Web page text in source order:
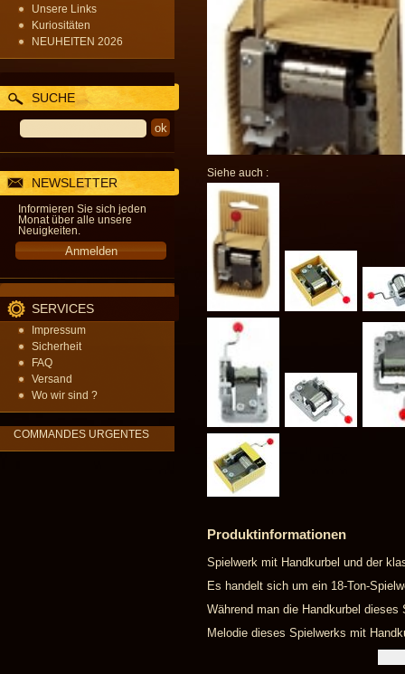
Unsere Links
Kuriositäten
NEUHEITEN 2026
SUCHE
NEWSLETTER
Informieren Sie sich jeden
Monat über alle unsere
Neuigkeiten.
SERVICES
Impressum
Sicherheit
FAQ
Versand
Wo wir sind ?
COMMANDES URGENTES
Siehe auch :
Produktinformationen
Spielwerk mit Handkurbel und der
Es handelt sich um ein 18-Ton-
Während man die Handkurbel
Melodie dieses Spielwerks mit